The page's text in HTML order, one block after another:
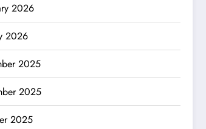
2026
2026
2025
2025
2025